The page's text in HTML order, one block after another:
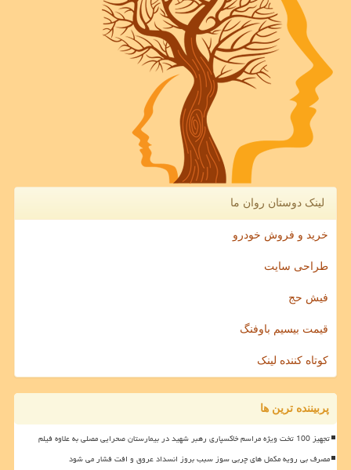
لینک دوستان روان ما
خرید و فروش خودرو
طراحی سایت
فیش حج
قیمت بیسیم باوفنگ
کوتاه کننده لینک
پربیننده ترین ها
تجهیز 100 تخت ویژه مراسم خاکسپاری رهبر شهید در بیمارستان صحرایی مصلی به علاوه فیلم
مصرف بی رویه مکمل های چربی سوز سبب بروز انسداد عروق و افت فشار می شود